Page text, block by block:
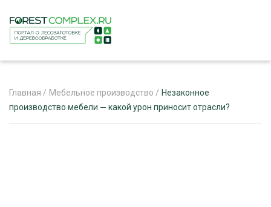
Главная / Мебельное производство / Незаконное
производство мебели ― какой урон приносит отрасли?